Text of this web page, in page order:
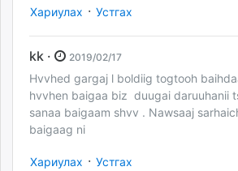
Хариулах · Устгах
kk · 2019/02/17
Hvvhed gargaj l boldiig togtooh
hvvhen baigaa biz duugai daruuhanii
sanaa baigaam shvv . Nawsaaj
baigaag ni
Хариулах · Устгах